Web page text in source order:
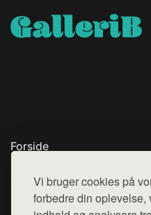
Vi bruger cookies på
forbedre din oplevelse,
Forside
Top Rabatter
Blog